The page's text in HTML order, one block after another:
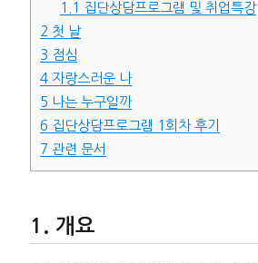
1.1
집단상담프로그램 및 취업특강
2 첫 날
3 점심
4자랑스러운 나
5 나는 누구일까
6 집단상담프로그램 1회차 후기
7 관련 문서
개요